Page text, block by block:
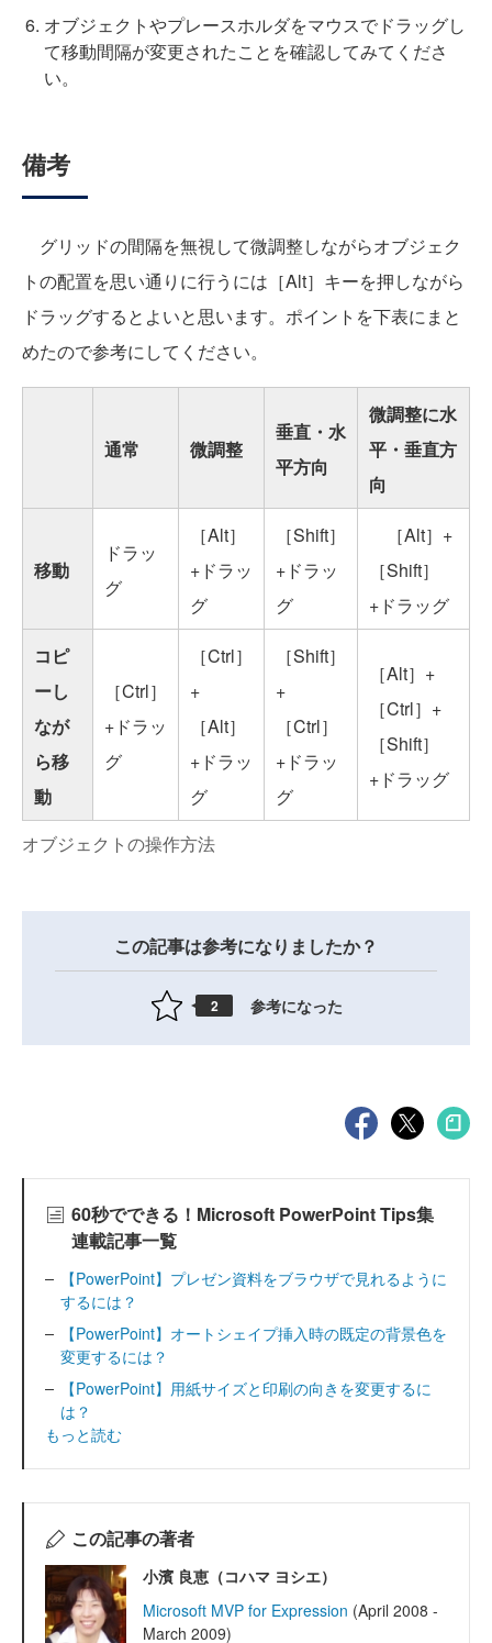
オブジェクトやプレースホルダをマウスでドラッグし
て移動間隔が変更されたことを確認してみてくださ
い。
備考
グリッドの間隔を無視して微調整しながらオブジェク
トの配置を思い通りに行うには［Alt］キーを押しながら
ドラッグするとよいと思います。ポイントを下表にまと
めたので参考にしてください。
オブジェクトの操作方法
通常 微調整
垂直・水
平方向
微調整に水
平・垂直方
向
移動
ドラッ
グ
［Alt］
+ドラッ
グ
［Shift］
+ドラッ
グ
［Alt］+
［Shift］
+ドラッグ
コピ
ーし
なが
ら移
動
［Ctrl］
+ドラッ
グ
［Ctrl］
+
［Alt］
+ドラッ
グ
［Shift］
+
［Ctrl］
+ドラッ
グ
［Alt］+
［Ctrl］+
［Shift］
+ドラッグ
この記事は参考になりましたか？
2 参考になった
60秒でできる！Microsoft PowerPoint Tips集
連載記事一覧
【PowerPoint】プレゼン資料をブラウザで見れるように
するには？
【PowerPoint】オートシェイプ挿入時の既定の背景色を
変更するには？
【PowerPoint】用紙サイズと印刷の向きを変更するに
は？
もっと読む
この記事の著者
小濱 良恵（コハマ ヨシエ）
Microsoft MVP for Expression (April 2008 -
March 2009)